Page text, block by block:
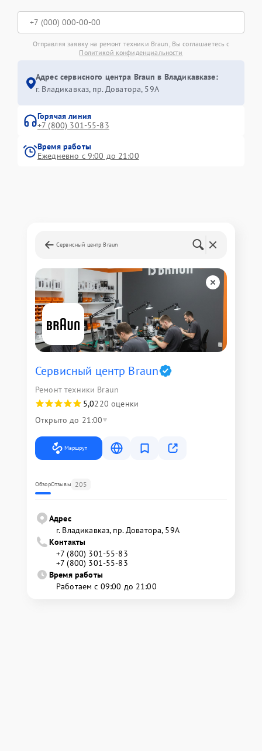
Отправляя заявку на ремонт техники Braun, Вы соглашаетесь с
Политикой конфиденциальности
Адрес сервисного центра Braun в Владикавказе:
г. Владикавказ, пр. Доватора, 59А
Горячая линия
+7 (800) 301-55-83
Время работы
Ежедневно с 9:00 до 21:00
Сервисный центр Braun
Сервисный центр Braun
Ремонт техники Braun
5,0220 оценки
Открыто до 21:00
Маршрут
ОбзорОтзывы 205
Адрес
г. Владикавказ, пр. Доватора, 59А
Контакты
+7 (800) 301-55-83
+7 (800) 301-55-83
Время работы
Работаем с 09:00 до 21:00